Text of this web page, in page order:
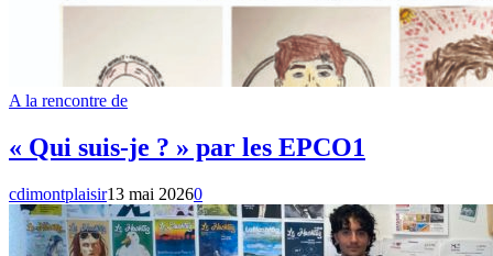
A la rencontre de
« Qui suis-je ? » par les EPCO1
cdimontplaisir13 mai 20260